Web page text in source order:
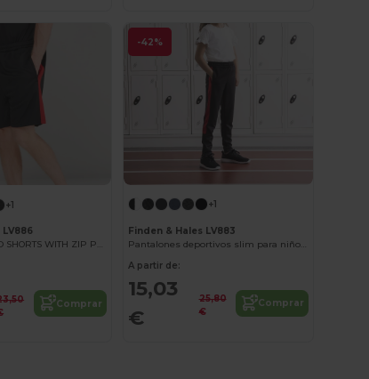
+1
ADULTS' KNITTED SHORTS WITH ZIP POCKETS
Comprar
-42%
+1
Finden & Hales LV883
Pantalones deportivos slim para niños LV883
A partir de:
15,03
€
25,80
€
Comprar